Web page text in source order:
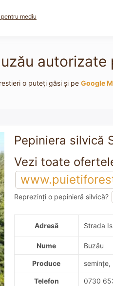
mediu
o puteți găsi și pe Google
Pepiniera silvică
Reprezinți o pepinieră silvică?
Adresă
Strada
Nume Buzău
Produce
Telefon 0730